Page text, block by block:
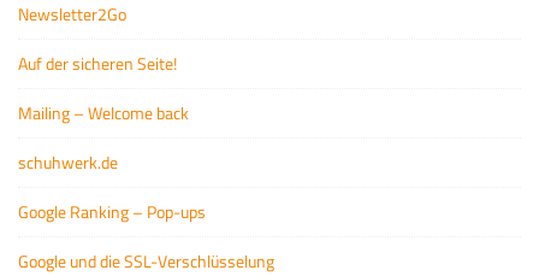
Newsletter2Go
Auf der sicheren Seite!
Mailing – Welcome back
schuhwerk.de
Google Ranking – Pop-ups
Google und die SSL-Verschlüsselung